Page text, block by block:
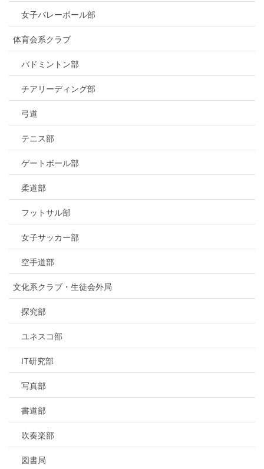
女子バレーボール部
体育会系クラブ
バドミントン部
チアリーディング部
弓道
テニス部
ゲートボール部
柔道部
フットサル部
女子サッカー部
空手道部
文化系クラブ・生徒会外局
探究部
ユネスコ部
IT研究部
写真部
書道部
吹奏楽部
図書局